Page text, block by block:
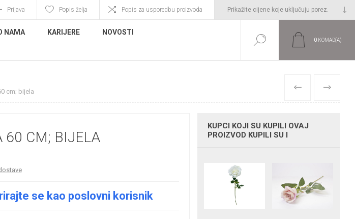
Prijava Popis želja Popis za usporedbu proizvoda
NAMA KARIJERE
NOVOSTI
0 KOMAD(A)
cm; bijela PRETHODNI
SLIJEDEĆI
60 CM; BIJELA
se kao poslovni korisnik
KUPCI KOJI SU KUPILI OVAJ
PROIZVOD KUPILI SU I